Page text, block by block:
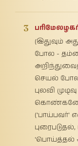
3
(இதுவும்
போல -
செயல்
புலவி
('பாய்பவர்'
'பொய்த்தல்